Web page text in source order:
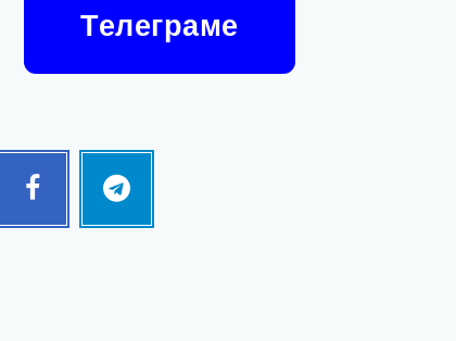
Телеграме
Facebook
Follow
Telegram
Follow